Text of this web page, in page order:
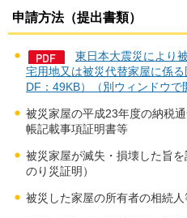
申請方法（提出書類）
東日本大震災により
宅用地又は被災代替家屋に係
DF：49KB）（別ウィンドウで
被災家屋の平成23年度の納税
帳記載事項証明書等
被災家屋が滅失・損壊した旨
のり災証明）
被災した家屋の所有者の相続